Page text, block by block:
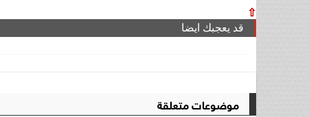
⇧
قد يعجبك ايضا
موضوعات متعلقة